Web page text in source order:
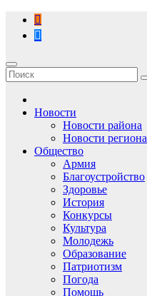
Перейти
содержимому
Новости
Новости района
Новости региона
Общество
Армия
Благоустройство
Здоровье
История
Конкурсы
Культура
Молодежь
Образование
Патриотизм
Погода
Помощь